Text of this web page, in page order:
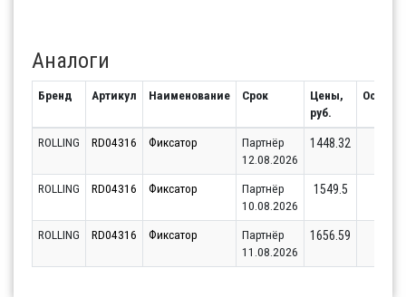
Аналоги
Бренд Артикул Наименование Срок
Цены,
руб.
Остаток
ROLLING RD04316 Фиксатор
Партнёр
12.08.2026
1448.32
ROLLING RD04316 Фиксатор
Партнёр
10.08.2026
1549.5
ROLLING RD04316 Фиксатор
Партнёр
11.08.2026
1656.59